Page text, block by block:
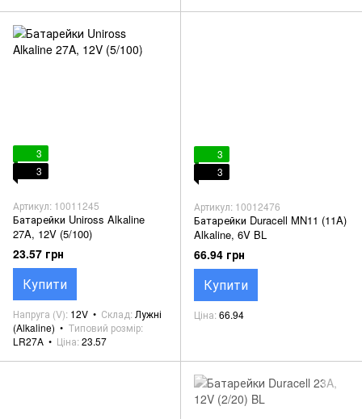
3
3
Артикул: 10011245
Батарейки Uniross Alkaline
27A, 12V (5/100)
23.57 грн
Купити
Напруга (V) 12V Склад Лужні
(Alkaline)
Типовий розмір
LR27A
Ціна 23.57
3
3
Артикул: 10012476
Батарейки Duracell MN11 (11A)
Alkaline, 6V BL
66.94 грн
Купити
Ціна 66.94